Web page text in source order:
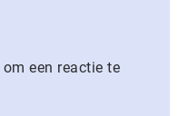
om een reactie te